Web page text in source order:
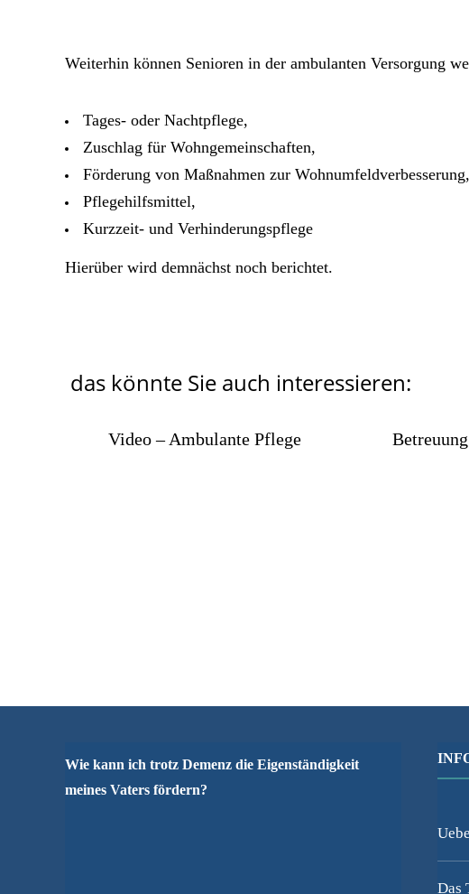
Weiterhin können Senioren in der ambulanten Versorgung
Tages- oder Nachtpflege,
Zuschlag für Wohngemeinschaften,
Förderung von Maßnahmen zur Wohnumfeldverbesserung,
Pflegehilfsmittel,
Kurzzeit- und Verhinderungspflege
Hierüber wird demnächst noch berichtet.
das könnte Sie auch interessieren:
Video – Ambulante Pflege
Wie kann ich trotz Demenz die Eigenständigkeit
meines Vaters fördern?
Das